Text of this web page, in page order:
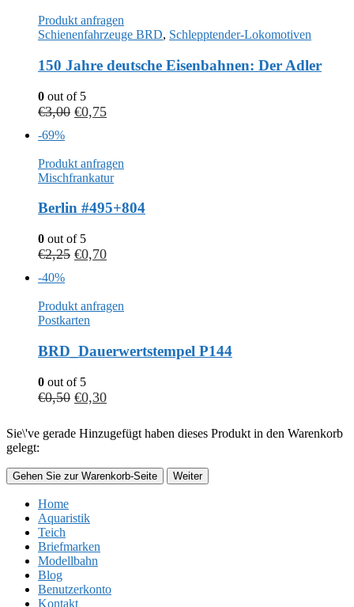
Produkt anfragen
Schienenfahrzeuge BRD, Schlepptender-Lokomotiven
150 Jahre deutsche Eisenbahnen: Der Adler
0 out of 5
€3,00 €0,75
-69%
Produkt anfragen
Mischfrankatur
Berlin #495+804
0 out of 5
€2,25 €0,70
-40%
Produkt anfragen
Postkarten
BRD_Dauerwertstempel P144
0 out of 5
€0,50 €0,30
Sie\'ve gerade Hinzugefügt haben dieses Produkt in den Warenkorb
gelegt:
Gehen Sie zur Warenkorb-Seite Weiter
Home
Aquaristik
Teich
Briefmarken
Modellbahn
Blog
Benutzerkonto
Kontakt